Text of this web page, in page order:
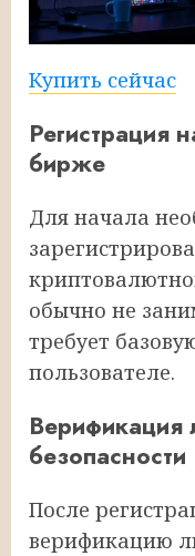
Купить сейчас
Регистрация
бирже
Для начала
обычно не
требует
пользователе.
Верификация
безопасности
После
верификацию